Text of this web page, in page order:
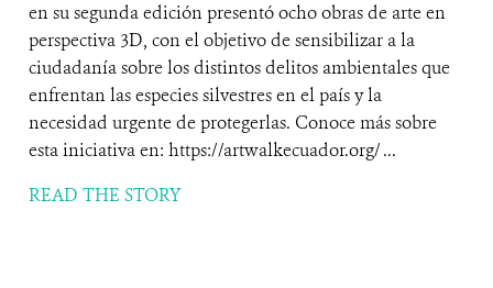
en su segunda edición presentó ocho obras de arte en
perspectiva 3D, con el objetivo de sensibilizar a la
ciudadanía sobre los distintos delitos ambientales que
enfrentan las especies silvestres en el país y la
necesidad urgente de protegerlas. Conoce más sobre
esta iniciativa en: https://artwalkecuador.org/ ...
READ THE STORY